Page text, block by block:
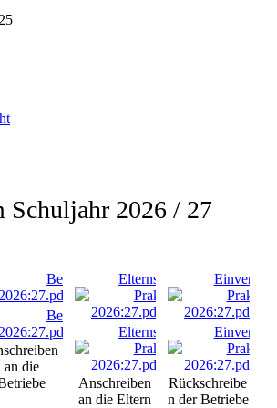
Schuljahr 2026 / 27
Betriebe
2026:27.pdf
(401.88KB)
Betriebe
2026:27.pdf
(401.88KB)
an die
Elternschreiben
Praktikum
2026:27.pdf
(495.91KB)
Elternschreiben
Praktikum
2026:27.pdf
(495.91KB)
Anschreiben
an die Eltern
2026:27.pdf
2026:27.pdf
Rückschreibe
n der Betriebe